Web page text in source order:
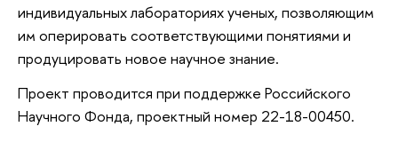
индивидуальных лабораториях ученых, позволяющим
им оперировать соответствующими понятиями и
продуцировать новое научное знание.
Проект проводится при поддержке Российского
Научного Фонда, проектный номер 22-18-00450.